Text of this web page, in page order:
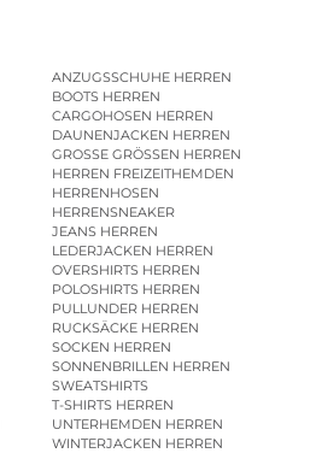
ANZUGSSCHUHE HERREN
BOOTS HERREN
CARGOHOSEN HERREN
DAUNENJACKEN HERREN
GROSSE GRÖSSEN HERREN
HERREN FREIZEITHEMDEN
HERRENHOSEN
HERRENSNEAKER
JEANS HERREN
LEDERJACKEN HERREN
OVERSHIRTS HERREN
POLOSHIRTS HERREN
PULLUNDER HERREN
RUCKSÄCKE HERREN
SOCKEN HERREN
SONNENBRILLEN HERREN
SWEATSHIRTS
T-SHIRTS HERREN
UNTERHEMDEN HERREN
WINTERJACKEN HERREN